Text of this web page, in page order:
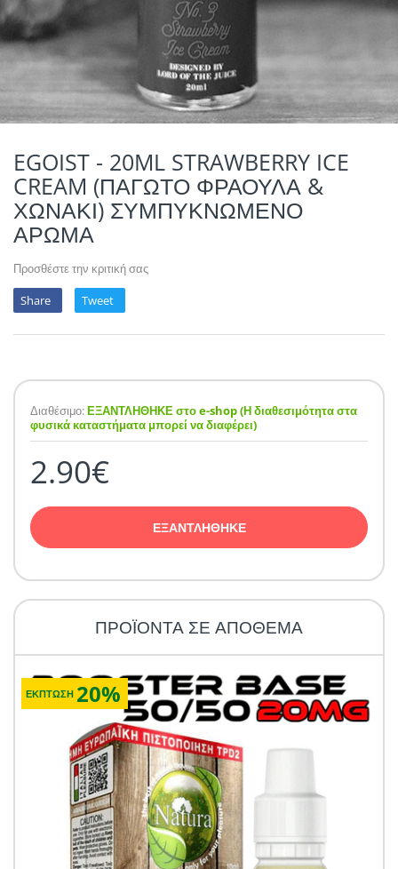
POTION
QUACK'S JUICE
REVOLUTE
YUM!
EGOIST - 20ML STRAWBERRY ICE
CREAM (ΠΑΓΩΤΟ ΦΡΑΟΥΛΑ &
ΧΩΝΑΚΙ) ΣΥΜΠΥΚΝΩΜΕΝΟ
ΑΡΩΜΑ
Προσθέστε την κριτική σας
Share
Tweet
Διαθέσιμο:ΕΞΑΝΤΛΗΘΗΚΕ στο e-shop (Η διαθεσιμότητα στα
φυσικά καταστήματα μπορεί να διαφέρει)
2.90€
ΕΞΑΝΤΛΗΘΗΚΕ
ΠΡΟΪΟΝΤΑ ΣΕ ΑΠΟΘΕΜΑ
ΕΚΠΤΩΣΗ 20%